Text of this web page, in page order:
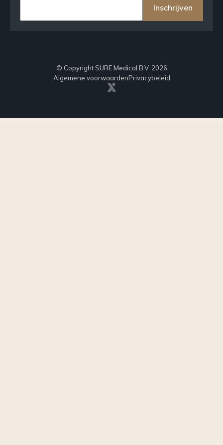
Inschrijven
© Copyright SURE Medical B.V. 2026
Algemene voorwaardenPrivacybeleid